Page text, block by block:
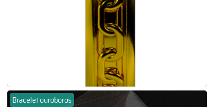
Bracelet ouroboros